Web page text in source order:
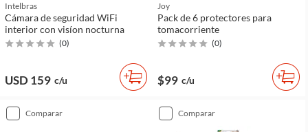
Intelbras
Cámara de seguridad WiFi
interior con visíon nocturna
(0)
USD 159 c/u
Joy
Pack de 6 protectores para
tomacorriente
(0)
$99 c/u
comparar comparar